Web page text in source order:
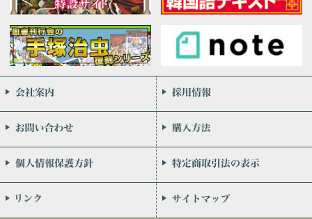
会社案内
お問い合わせ
個人情報保護方針
リンク